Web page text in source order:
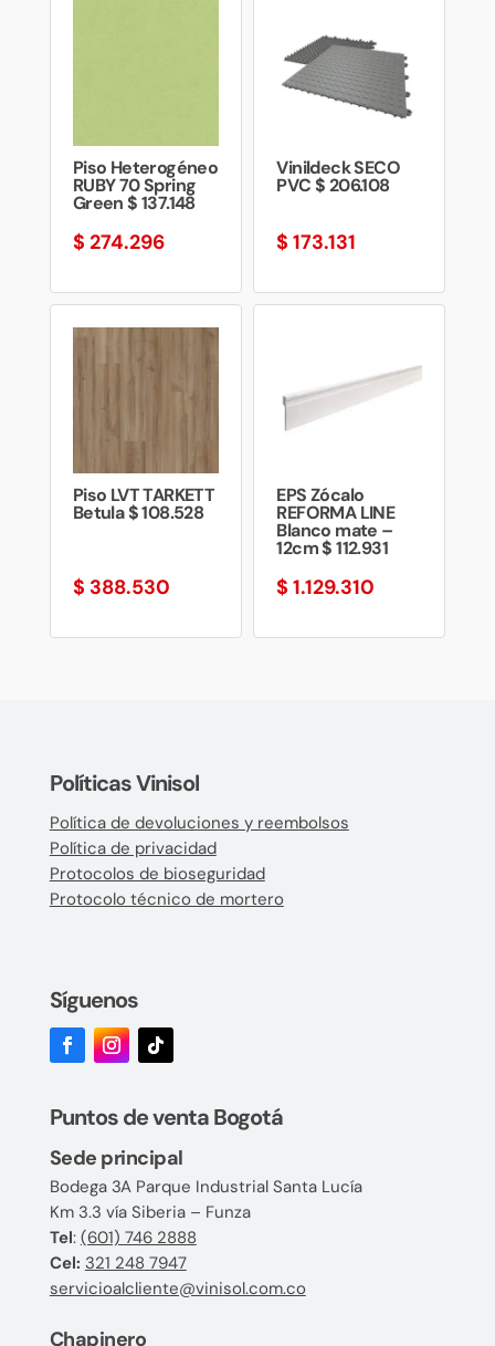
Piso Heterogéneo
RUBY 70 Spring
Green $ 137.148
$ 274.296
Vinildeck SECO
PVC $ 206.108
$ 173.131
Piso LVT TARKETT
Betula $ 108.528
$ 388.530
EPS Zócalo
REFORMA LINE
Blanco mate –
12cm $ 112.931
$ 1.129.310
Políticas Vinisol
Política de devoluciones y reembolsos
Política de privacidad
Protocolos de bioseguridad
Protocolo técnico de mortero
Síguenos
Puntos de venta Bogotá
Sede principal
Bodega 3A Parque Industrial Santa Lucía
Km 3.3 vía Siberia – Funza
Tel: (601) 746 2888
Cel: 321 248 7947
servicioalcliente@vinisol.com.co
Chapinero